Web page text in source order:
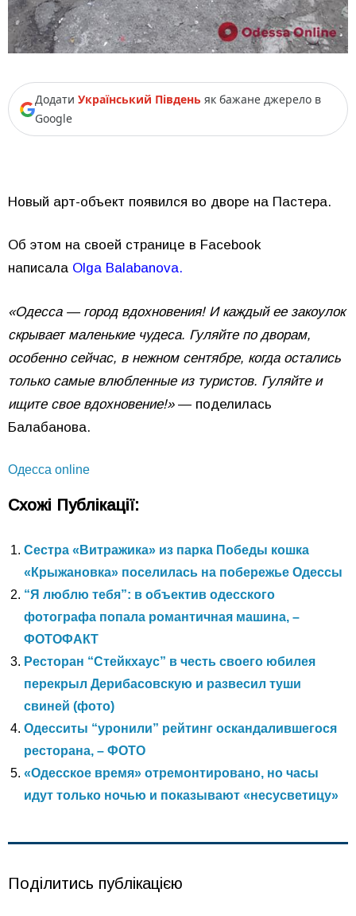
Додати Український Південь як бажане джерело в
Google
Новый арт-объект появился во дворе на Пастера.
Об этом на своей странице в Facebook
написала Olga Balabanova.
«Одесса — город вдохновения! И каждый ее закоулок
скрывает маленькие чудеса. Гуляйте по дворам,
особенно сейчас, в нежном сентябре, когда остались
только самые влюбленные из туристов. Гуляйте и
ищите свое вдохновение!»— поделилась
Балабанова.
Одесса online
Схожі Публікації:
Сестра «Витражика» из парка Победы кошка
«Крыжановка» поселилась на побережье Одессы
“Я люблю тебя”: в объектив одесского
фотографа попала романтичная машина, –
ФОТОФАКТ
Ресторан “Стейкхаус” в честь своего юбилея
перекрыл Дерибасовскую и развесил туши
свиней (фото)
Одесситы “уронили” рейтинг оскандалившегося
ресторана, – ФОТО
«Одесское время» отремонтировано, но часы
идут только ночью и показывают «несусветицу»
Поділитись публікацією